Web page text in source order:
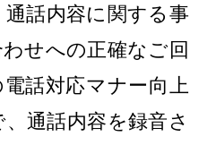
話内容に関する事
せへの正確なご回
話対応マナー向上
通話内容を録音さ